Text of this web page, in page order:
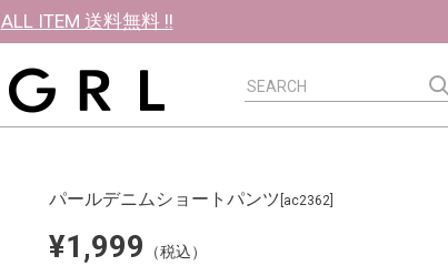
ALL ITEM 送料無料 !!
パールデニムショートパンツ [ac2362]
¥1,999
（税込）